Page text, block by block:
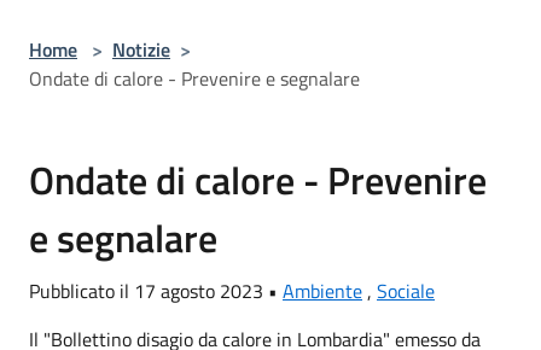
Home > Notizie >
Ondate di calore - Prevenire e segnalare
Ondate di calore - Prevenire
e segnalare
Pubblicato il 17 agosto 2023 • Ambiente, Sociale
Il "Bollettino disagio da calore in Lombardia" emesso da